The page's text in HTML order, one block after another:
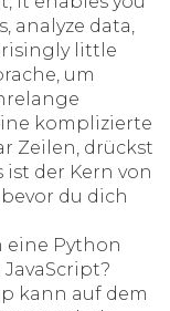
analyze data,
little
um
komplizierte
Zeilen, drückst
der Kern von
du dich
eine Python
kann auf dem